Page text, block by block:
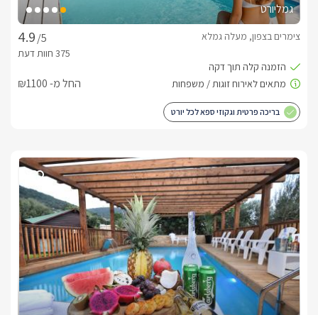
גמליורט
/5
צימרים בצפון, מעלה גמלא
החל מ- ₪1100
בריכה פרטית וגקוזי ספא לכל יורט